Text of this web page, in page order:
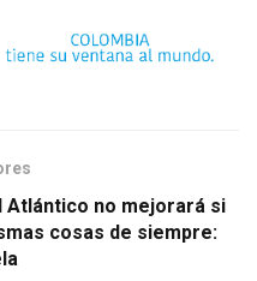
Atlántico no mejorará si
cosas de siempre: